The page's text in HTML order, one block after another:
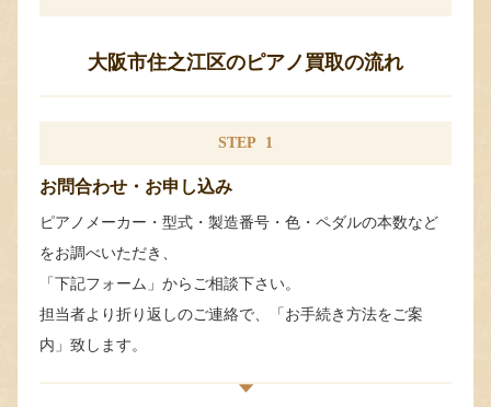
大阪市住之江区のピアノ買取の流れ
STEP 1
お問合わせ・お申し込み
ピアノメーカー・型式・製造番号・色・ペダルの本数など
をお調べいただき、
「下記フォーム」からご相談下さい。
担当者より折り返しのご連絡で、「お手続き方法をご案
内」致します。